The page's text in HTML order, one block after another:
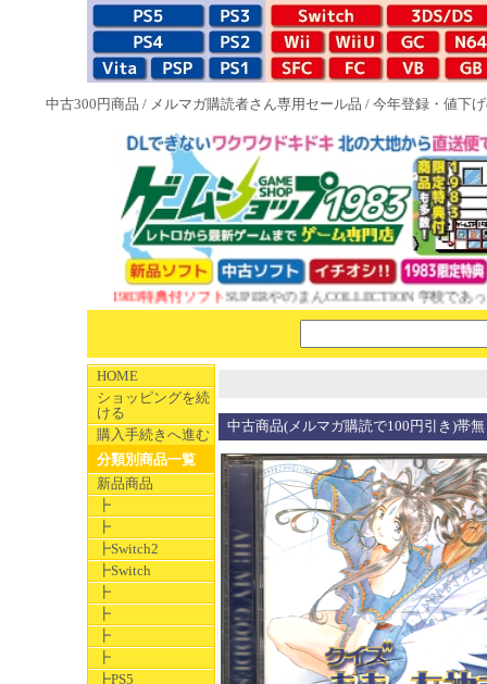
中古300円商品 / メルマガ購読者さん専用セール品 / 今年登録・値下
NEW 1983特典付ソフトSUPERやのまんCOLLECTION 学校であった
HOME
ショッピングを続
ける
購入手続きへ進む
分類別商品一覧
新品商品
┣
┣
┣Switch2
┣Switch
┣
┣
┣
┣
┣PS5
中古商品(メルマガ購読で100円引き)帯